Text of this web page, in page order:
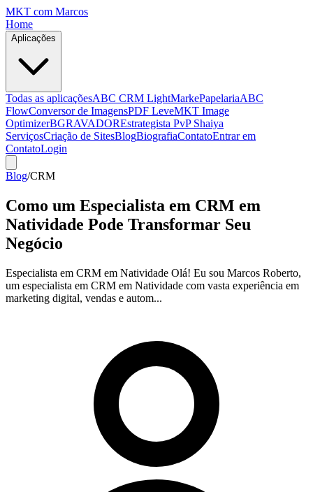
MKT com Marcos
Home
Aplicações
Todas as aplicaçõesABC CRM LightMarkePapelariaABC
FlowConversor de ImagensPDF LeveMKT Image
OptimizerBGRAVADOREstrategista PvP Shaiya
ServiçosCriação de SitesBlogBiografiaContatoEntrar em
ContatoLogin
Blog/CRM
Como um Especialista em CRM em
Natividade Pode Transformar Seu
Negócio
Especialista em CRM em Natividade Olá! Eu sou Marcos Roberto,
um especialista em CRM em Natividade com vasta experiência em
marketing digital, vendas e autom...